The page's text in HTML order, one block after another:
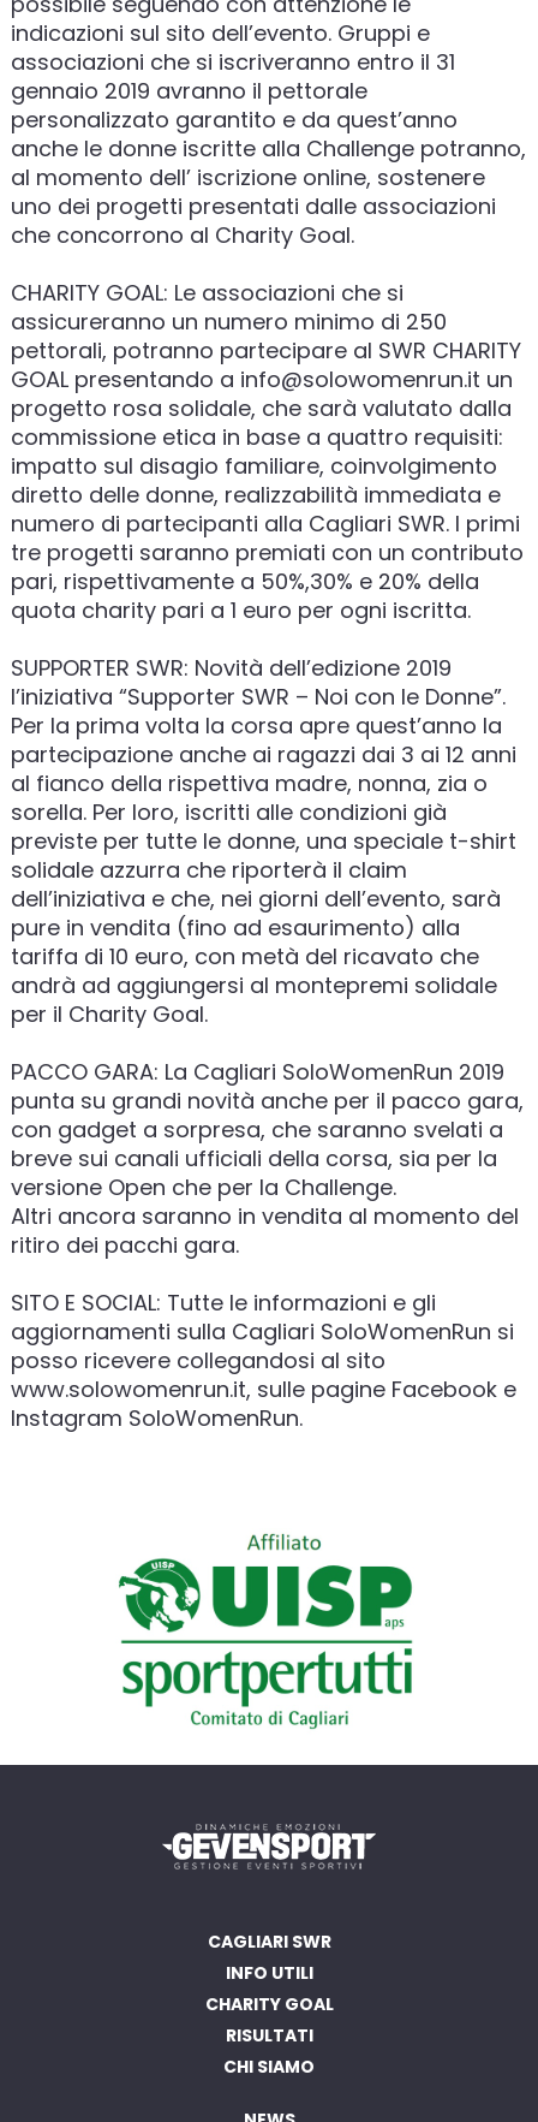
indicazioni sul sito dell’evento. Gruppi e
associazioni che si iscriveranno entro il 31
gennaio 2019 avranno il pettorale
personalizzato garantito e da quest’anno
anche le donne iscritte alla Challenge potranno,
al momento dell’ iscrizione online, sostenere
uno dei progetti presentati dalle associazioni
che concorrono al Charity Goal.
CHARITY GOAL: Le associazioni che si
assicureranno un numero minimo di 250
pettorali, potranno partecipare al SWR CHARITY
GOAL presentando a info@solowomenrun.it un
progetto rosa solidale, che sarà valutato dalla
commissione etica in base a quattro requisiti:
impatto sul disagio familiare, coinvolgimento
diretto delle donne, realizzabilità immediata e
numero di partecipanti alla Cagliari SWR. I primi
tre progetti saranno premiati con un contributo
pari, rispettivamente a 50%,30% e 20% della
quota charity pari a 1 euro per ogni iscritta.
SUPPORTER SWR: Novità dell’edizione 2019
l’iniziativa “Supporter SWR – Noi con le Donne”.
Per la prima volta la corsa apre quest’anno la
partecipazione anche ai ragazzi dai 3 ai 12 anni
al fianco della rispettiva madre, nonna, zia o
sorella. Per loro, iscritti alle condizioni già
previste per tutte le donne, una speciale t-shirt
solidale azzurra che riporterà il claim
dell’iniziativa e che, nei giorni dell’evento, sarà
pure in vendita (fino ad esaurimento) alla
tariffa di 10 euro, con metà del ricavato che
andrà ad aggiungersi al montepremi solidale
per il Charity Goal.
PACCO GARA: La Cagliari SoloWomenRun 2019
punta su grandi novità anche per il pacco gara,
con gadget a sorpresa, che saranno svelati a
breve sui canali ufficiali della corsa, sia per la
versione Open che per la Challenge.
Altri ancora saranno in vendita al momento del
ritiro dei pacchi gara.
SITO E SOCIAL: Tutte le informazioni e gli
aggiornamenti sulla Cagliari SoloWomenRun si
posso ricevere collegandosi al sito
www.solowomenrun.it, sulle pagine Facebook e
Instagram SoloWomenRun.
CAGLIARI SWR
INFO UTILI
CHARITY GOAL
RISULTATI
CHI SIAMO